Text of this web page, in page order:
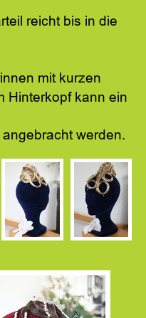
reicht bis in die
mit kurzen
Hinterkopf kann ein
werden.